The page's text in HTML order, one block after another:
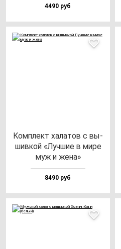
4490 руб
Ком­плект ха­ла­тов с вы­
шив­кой «Луч­шие в ми­ре
муж и же­на»
8490 руб